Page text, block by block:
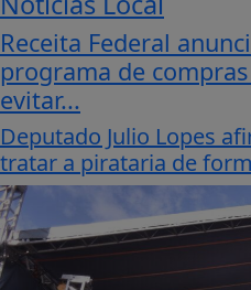
Receita Federal
programa de
evitar...
Deputado Julio Lopes
tratar a pirataria de